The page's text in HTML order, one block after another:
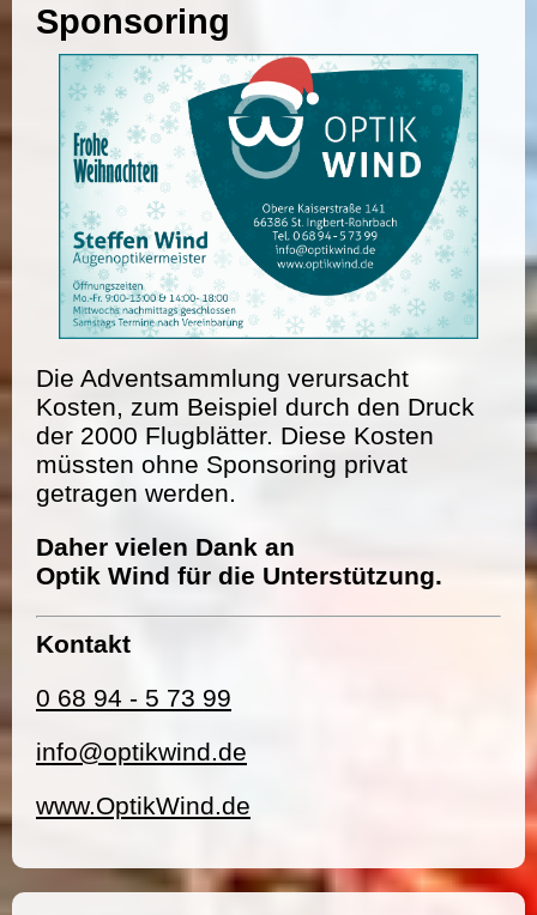
Sponsoring
Die Adventsammlung verursacht
Kosten, zum Beispiel durch den Druck
der 2000 Flugblätter. Diese Kosten
müssten ohne Sponsoring privat
getragen werden.
Daher vielen Dank an
Optik Wind für die Unterstützung.
Kontakt
0 68 94 - 5 73 99
info@optikwind.de
www.OptikWind.de